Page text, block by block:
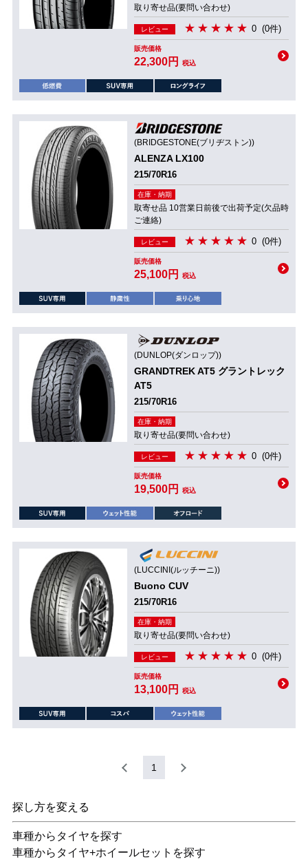
取り寄せ品(要問い合わせ)
レビュー 0 (0件)
販売価格
22,300円 税込
(BRIDGESTONE(ブリヂストン))
ALENZA LX100
215/70R16
在庫・納期
取寄せ品 10営業日前後で出荷予定(欠品時
ご連絡)
レビュー 0 (0件)
販売価格
25,100円 税込
(DUNLOP(ダンロップ))
GRANDTREK AT5 グラントレック
AT5
215/70R16
在庫・納期
取り寄せ品(要問い合わせ)
レビュー 0 (0件)
販売価格
19,500円 税込
(LUCCINI(ルッチーニ))
Buono CUV
215/70R16
在庫・納期
取り寄せ品(要問い合わせ)
レビュー 0 (0件)
販売価格
13,100円 税込
1
探し方を変える
車種からタイヤを探す
車種からタイヤ+ホイールセットを探す